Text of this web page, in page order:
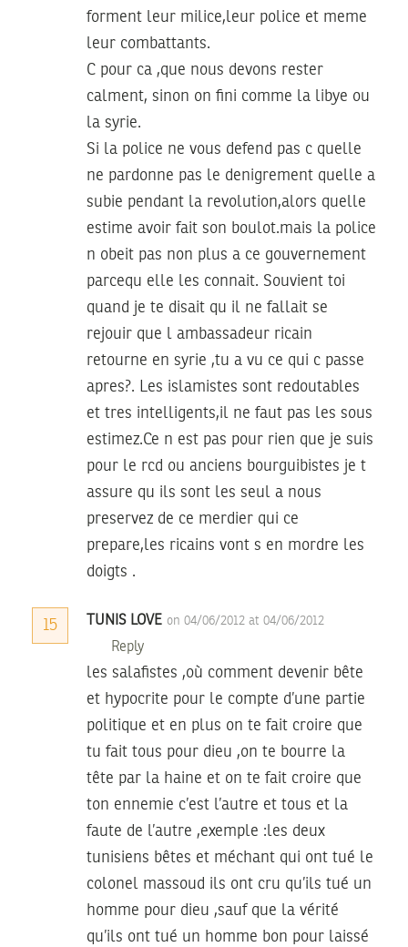
forment leur milice,leur police et meme
leur combattants.
C pour ca ,que nous devons rester
calment, sinon on fini comme la libye ou
la syrie.
Si la police ne vous defend pas c quelle
ne pardonne pas le denigrement quelle a
subie pendant la revolution,alors quelle
estime avoir fait son boulot.mais la police
n obeit pas non plus a ce gouvernement
parcequ elle les connait. Souvient toi
quand je te disait qu il ne fallait se
rejouir que l ambassadeur ricain
retourne en syrie ,tu a vu ce qui c passe
apres?. Les islamistes sont redoutables
et tres intelligents,il ne faut pas les sous
estimez.Ce n est pas pour rien que je suis
pour le rcd ou anciens bourguibistes je t
assure qu ils sont les seul a nous
preservez de ce merdier qui ce
prepare,les ricains vont s en mordre les
doigts .
15 TUNIS LOVE on 04/06/2012 at 04/06/2012
Reply
les salafistes ,où comment devenir bête
et hypocrite pour le compte d’une partie
politique et en plus on te fait croire que
tu fait tous pour dieu ,on te bourre la
tête par la haine et on te fait croire que
ton ennemie c’est l’autre et tous et la
faute de l’autre ,exemple :les deux
tunisiens bêtes et méchant qui ont tué le
colonel massoud ils ont cru qu’ils tué un
homme pour dieu ,sauf que la vérité
qu’ils ont tué un homme bon pour laissé